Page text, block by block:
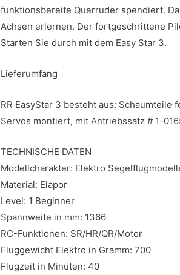
funktionsbereite Querruder spendiert.
Achsen erlernen. Der fortgeschrittene
Starten Sie durch mit dem Easy Star 3.
Lieferumfang
RR EasyStar 3 besteht aus: Schaumteile
Servos montiert, mit Antriebssatz # 1-
TECHNISCHE DATEN
Modellcharakter: Elektro
Material: Elapor
Level: 1 Beginner
Spannweite in mm: 1366
RC-Funktionen: SR/HR/QR/Motor
Fluggewicht Elektro in Gramm: 700
Flugzeit in Minuten: 40